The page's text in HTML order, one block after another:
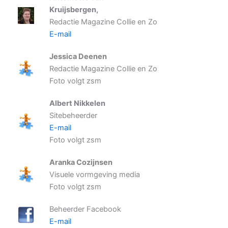
Kruijsbergen,
Redactie Magazine Collie en Zo
E-mail
Jessica Deenen
Redactie Magazine Collie en Zo
Foto volgt zsm
Albert Nikkelen
Sitebeheerder
E-mail
Foto volgt zsm
Aranka Cozijnsen
Visuele vormgeving media
Foto volgt zsm
Beheerder Facebook
E-mail